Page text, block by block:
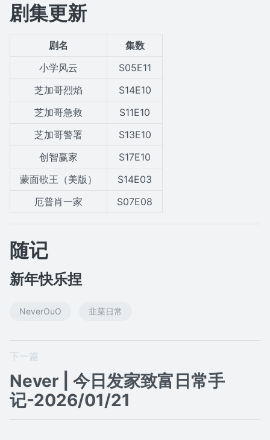
剧集更新
剧名
集数
小学风云
S05E11
芝加哥烈焰
S14E10
芝加哥急救
S11E10
芝加哥警署
S13E10
创智赢家
S17E10
蒙面歌王（美版）
S14E03
厄普肖一家
S07E08
随记
新年快乐捏
NeverOuO 韭菜日常
下一篇
Never | 今日发家致富日常手
记-2026/01/21